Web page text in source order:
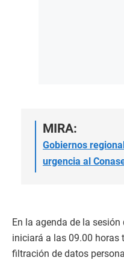
MIRA:
Gobiernos
urgencia al
En la agenda de la
iniciará a las 09.00 horas
filtración de datos